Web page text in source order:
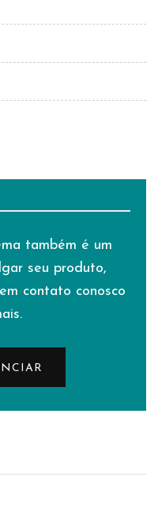
também é um
seu produto,
contato conosco